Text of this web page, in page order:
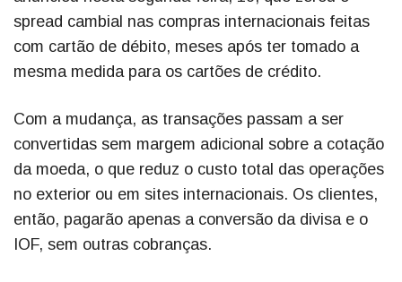
spread cambial nas compras internacionais feitas
com cartão de débito, meses após ter tomado a
mesma medida para os cartões de crédito.
Com a mudança, as transações passam a ser
convertidas sem margem adicional sobre a cotação
da moeda, o que reduz o custo total das operações
no exterior ou em sites internacionais. Os clientes,
então, pagarão apenas a conversão da divisa e o
IOF, sem outras cobranças.